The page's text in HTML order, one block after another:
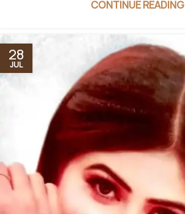
CONTINUE READING
28
JUL